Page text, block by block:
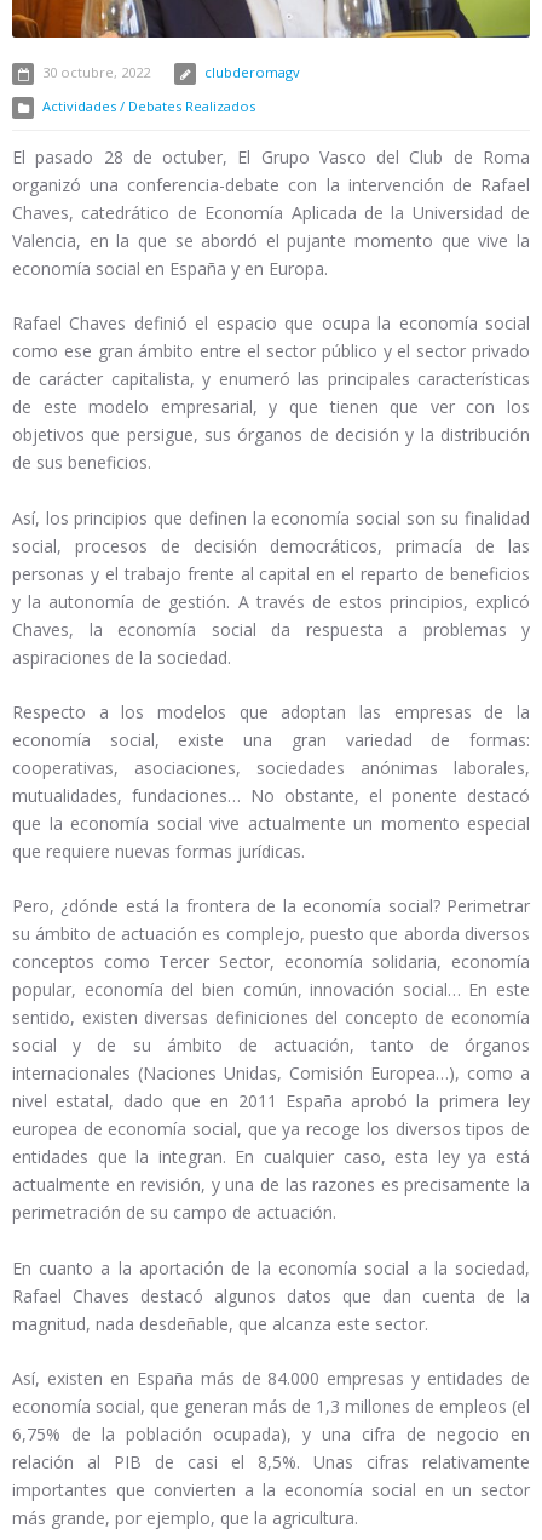
30 octubre, 2022
clubderomagv
Actividades / Debates Realizados
El pasado 28 de octuber, El Grupo Vasco del Club de Roma
organizó una conferencia-debate con la intervención de Rafael
Chaves, catedrático de Economía Aplicada de la Universidad de
Valencia, en la que se abordó el pujante momento que vive la
economía social en España y en Europa.
Rafael Chaves definió el espacio que ocupa la economía social
como ese gran ámbito entre el sector público y el sector privado
de carácter capitalista, y enumeró las principales características
de este modelo empresarial, y que tienen que ver con los
objetivos que persigue, sus órganos de decisión y la distribución
de sus beneficios.
Así, los principios que definen la economía social son su finalidad
social, procesos de decisión democráticos, primacía de las
personas y el trabajo frente al capital en el reparto de beneficios
y la autonomía de gestión. A través de estos principios, explicó
Chaves, la economía social da respuesta a problemas y
aspiraciones de la sociedad.
Respecto a los modelos que adoptan las empresas de la
economía social, existe una gran variedad de formas:
cooperativas, asociaciones, sociedades anónimas laborales,
mutualidades, fundaciones… No obstante, el ponente destacó
que la economía social vive actualmente un momento especial
que requiere nuevas formas jurídicas.
Pero, ¿dónde está la frontera de la economía social? Perimetrar
su ámbito de actuación es complejo, puesto que aborda diversos
conceptos como Tercer Sector, economía solidaria, economía
popular, economía del bien común, innovación social… En este
sentido, existen diversas definiciones del concepto de economía
social y de su ámbito de actuación, tanto de órganos
internacionales (Naciones Unidas, Comisión Europea…), como a
nivel estatal, dado que en 2011 España aprobó la primera ley
europea de economía social, que ya recoge los diversos tipos de
entidades que la integran. En cualquier caso, esta ley ya está
actualmente en revisión, y una de las razones es precisamente la
perimetración de su campo de actuación.
En cuanto a la aportación de la economía social a la sociedad,
Rafael Chaves destacó algunos datos que dan cuenta de la
magnitud, nada desdeñable, que alcanza este sector.
Así, existen en España más de 84.000 empresas y entidades de
economía social, que generan más de 1,3 millones de empleos (el
6,75% de la población ocupada), y una cifra de negocio en
relación al PIB de casi el 8,5%. Unas cifras relativamente
importantes que convierten a la economía social en un sector
más grande, por ejemplo, que la agricultura.